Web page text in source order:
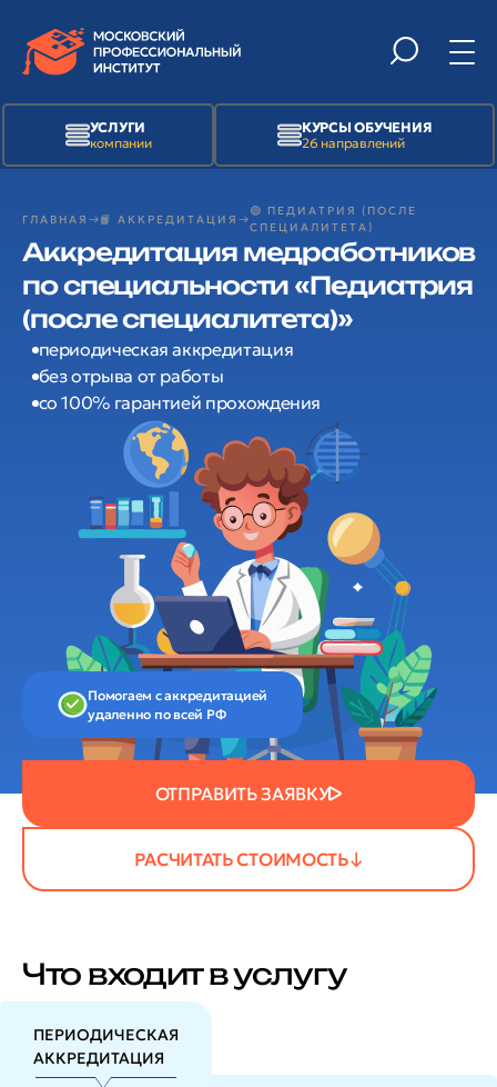
УСЛУГИ
компании
КУРСЫ ОБУЧЕНИЯ
26 направлений
ГЛАВНАЯ 📙 АККРЕДИТАЦИЯ
🟢 ПЕДИАТРИЯ (ПОСЛЕ
СПЕЦИАЛИТЕТА)
Аккредитация медработников
по специальности «Педиатрия
(после специалитета)»
периодическая аккредитация
без отрыва от работы
со 100% гарантией прохождения
РАСЧИТАТЬ СТОИМОСТЬ
ОТПРАВИТЬ ЗАЯВКУ
Помогаем с аккредитацией
удаленно по всей РФ
Что входит в услугу
ПЕРИОДИЧЕСКАЯ
АККРЕДИТАЦИЯ